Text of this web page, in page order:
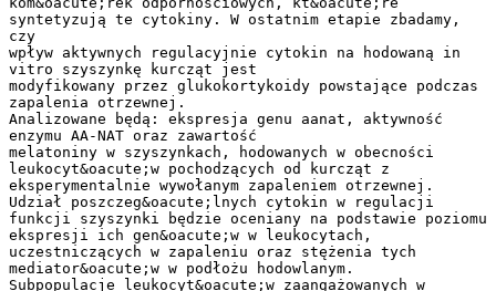
syntetyzują te cytokiny. W ostatnim etapie zbadamy,
czy
wpływ aktywnych regulacyjnie cytokin na hodowaną in
vitro szyszynkę kurcząt jest
modyfikowany przez glukokortykoidy powstające podczas
zapalenia otrzewnej.
Analizowane będą: ekspresja genu aanat, aktywność
enzymu AA-NAT oraz zawartość
melatoniny w szyszynkach, hodowanych w obecności
leukocyt&oacute;w pochodzących od kurcząt z
eksperymentalnie wywołanym zapaleniem otrzewnej.
Udział poszczeg&oacute;lnych cytokin w regulacji
funkcji szyszynki będzie oceniany na podstawie poziomu
ekspresji ich gen&oacute;w w leukocytach,
uczestniczących w zapaleniu oraz stężenia tych
mediator&oacute;w w podłożu hodowlanym.
Subpopulacje leukocyt&oacute;w zaangażowanych w